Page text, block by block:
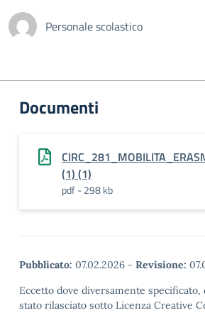
Personale scolastico
Documenti
(1) (1)
pdf - 298 kb
Pubblicato: 07.02.2026 - Revisione:
Eccetto dove diversamente specificato,
stato rilasciato sotto Licenza Creative